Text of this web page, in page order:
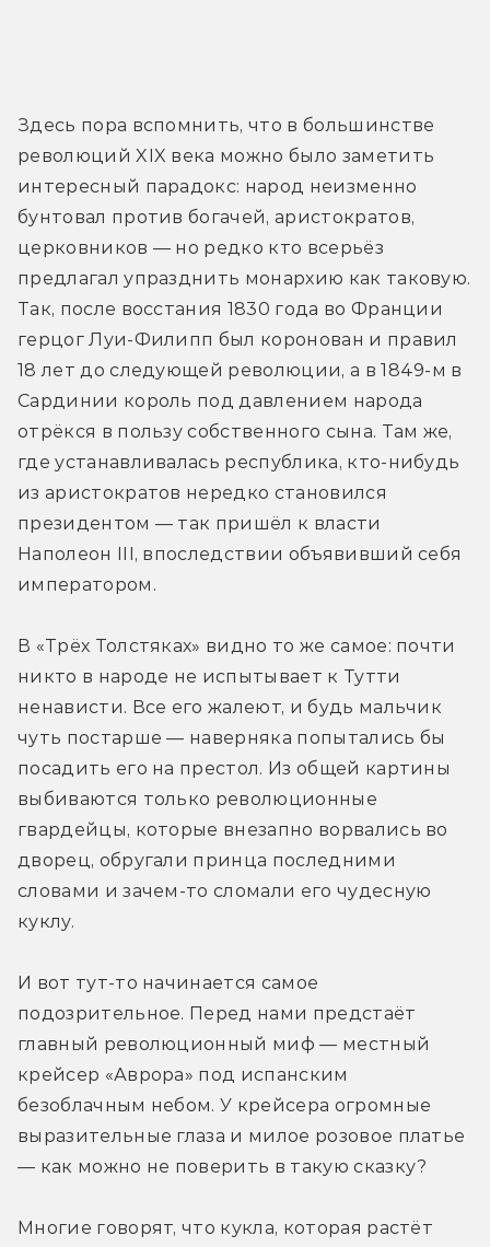
Здесь пора вспомнить, что в большинстве
революций XIX века можно было заметить
интересный парадокс: народ неизменно
бунтовал против богачей, аристократов,
церковников — но редко кто всерьёз
предлагал упразднить монархию как таковую.
Так, после восстания 1830 года во Франции
герцог Луи-Филипп был коронован и правил
18 лет до следующей революции, а в 1849-м в
Сардинии король под давлением народа
отрёкся в пользу собственного сына. Там же,
где устанавливалась республика, кто-нибудь
из аристократов нередко становился
президентом — так пришёл к власти
Наполеон III, впоследствии объявивший себя
императором.
В «Трёх Толстяках» видно то же самое: почти
никто в народе не испытывает к Тутти
ненависти. Все его жалеют, и будь мальчик
чуть постарше — наверняка попытались бы
посадить его на престол. Из общей картины
выбиваются только революционные
гвардейцы, которые внезапно ворвались во
дворец, обругали принца последними
словами и зачем-то сломали его чудесную
куклу.
И вот тут-то начинается самое
подозрительное. Перед нами предстаёт
главный революционный миф — местный
крейсер «Аврора» под испанским
безоблачным небом. У крейсера огромные
выразительные глаза и милое розовое платье
— как можно не поверить в такую сказку?
Многие говорят, что кукла, которая растёт